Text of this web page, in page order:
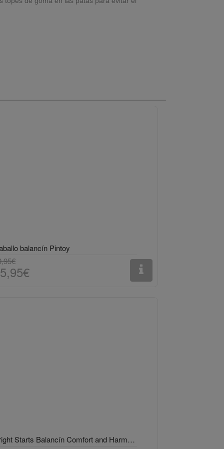
balancín Pintoy
Bright Starts Balancín Comfort and Harmony